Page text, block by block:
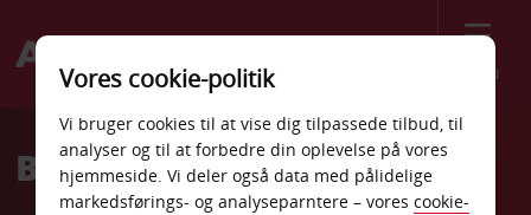
Menu
Welcome
AvisBilleje Pforzheim
Vores cookie-politik
Vi bruger cookies til at vise dig tilpassede tilbud, til
analyser og til at forbedre din oplevelse på vores
hjemmeside. Vi deler også data med pålidelige
markedsførings- og analyseparntere – vores cookie-